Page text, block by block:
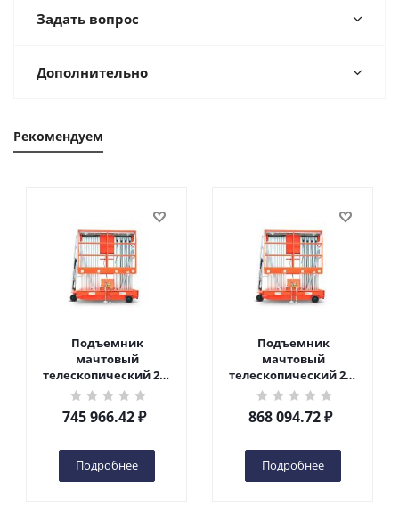
Задать вопрос
Дополнительно
Рекомендуем
Подъемник
мачтовый
телескопический 200
кг 10 м TOR GTWY10-
200S DC 2-мачтовый
(автономный) (N) в
745 966.42₽
Подробнее
Подъемник
мачтовый
телескопический 200
кг 12 м TOR GTWY12-
200S DC 2-мачтовый
(автономный) (N) в
868 094.72₽
Подробнее